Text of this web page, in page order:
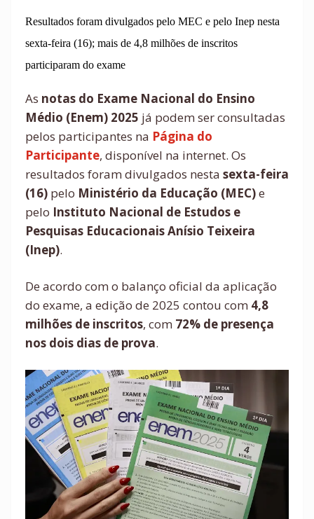
Resultados foram divulgados pelo MEC e pelo Inep nesta
sexta-feira (16); mais de 4,8 milhões de inscritos
participaram do exame
As notas do Exame Nacional do Ensino
Médio (Enem) 2025 já podem ser consultadas
pelos participantes na Página do
Participante, disponível na internet. Os
resultados foram divulgados nesta sexta-feira
(16) pelo Ministério da Educação (MEC)e
pelo Instituto Nacional de Estudos e
Pesquisas Educacionais Anísio Teixeira
(Inep).
De acordo com o balanço oficial da aplicação
do exame, a edição de 2025 contou com 4,8
milhões de inscritos, com 72% de presença
nos dois dias de prova.